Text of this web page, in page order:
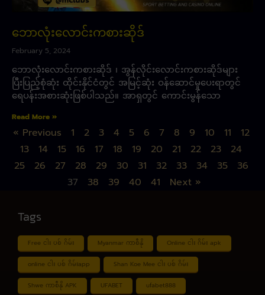
ဘောလုံးလောင်းကစားဆိုဒ်
February 5, 2024
ဘောလုံးလောင်းကစားဆိုဒ် ၊ အွန်လိုင်းလောင်းကစားဆိုဒ်များ
ပြီးပြည့်စုံဆုံး ထိုင်းနိုင်ငံတွင် အမြင့်ဆုံး ဝန်ဆောင်မှုပေးရာတွင်
ရေပန်းအစားဆုံးဖြစ်ပါသည်။ အာရှတွင် ကောင်းမွန်သော
Read More »
« Previous 1 2 3 4 5 6 7 8 9 10 11
12
13
14 15 16 17 18 19 20 21 22 23
24
25
26 27 28 29 30 31 32 33 34 35
36
37
38 39 40 41 Next »
Tags
Free ငါး ပစ် ဂိမ်း Myanmar ကာစီနို Online ငါး ဂိမ်း apk
online ငါး ပစ် ဂိမ်းapp Shan Koe Mee ငါး ပစ် ဂိမ်း
Shwe ကာစီနို APK UFABET ufabet888